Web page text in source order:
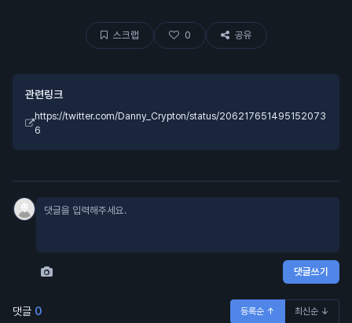
스크랩 0 공유
관련링크
https://twitter.com/Danny_Crypton/status/206217651495152073
6
댓글쓰기
댓글 0 등록순 ↑ 최신순 ↓